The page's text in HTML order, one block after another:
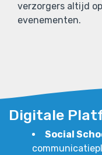
verzorgers altijd
evenementen.
Digitale
Social